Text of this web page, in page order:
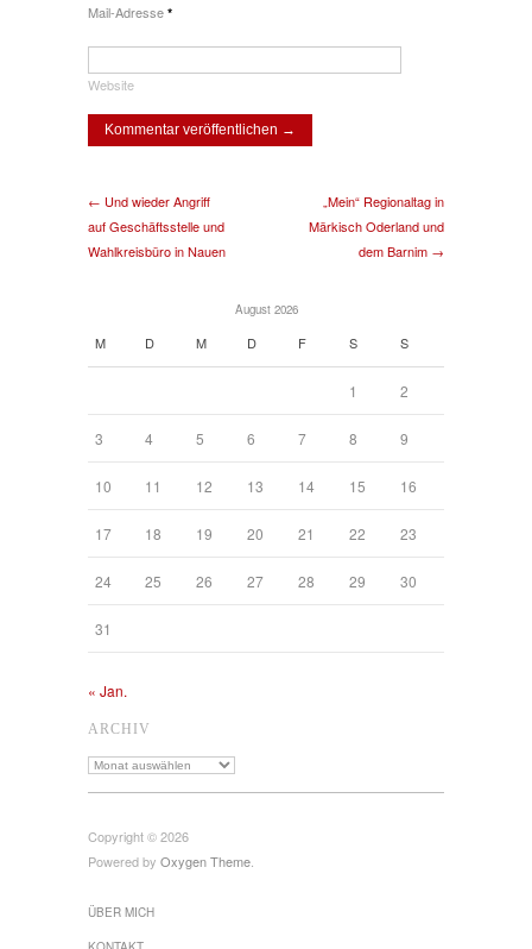
Mail-Adresse *
Website
← Und wieder Angriff
auf Geschäftsstelle und
Wahlkreisbüro in Nauen
„Mein“ Regionaltag in
Märkisch Oderland und
dem Barnim →
August 2026
M D M D F S S
1 2
3 4 5 6 7 8 9
10 11 12 13 14 15 16
17 18 19 20 21 22 23
24 25 26 27 28 29 30
31
« Jan.
ARCHIV
Archiv
Copyright © 2026
Powered by Oxygen Theme
ÜBER MICH